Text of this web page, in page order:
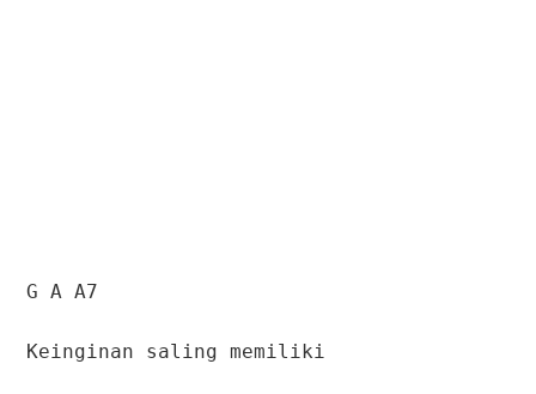
G A A7
Keinginan saling memiliki